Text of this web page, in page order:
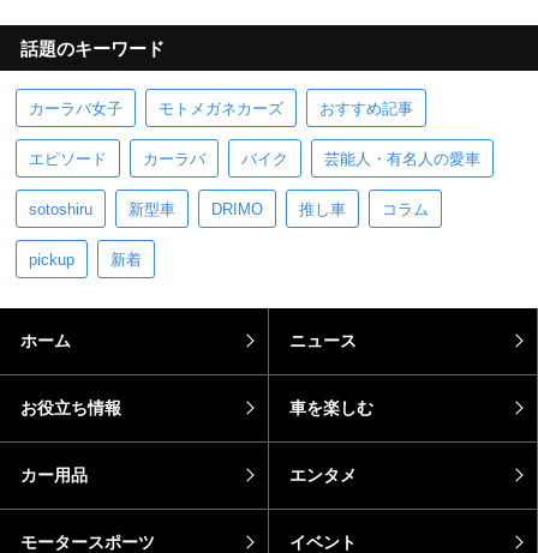
話題のキーワード
カーラバ女子 モトメガネカーズ おすすめ記事
エピソード カーラバ バイク 芸能人・有名人の愛車
sotoshiru 新型車 DRIMO 推し車 コラム
pickup 新着
ホーム ニュース
お役立ち情報 車を楽しむ
カー用品 エンタメ
モータースポーツ イベント